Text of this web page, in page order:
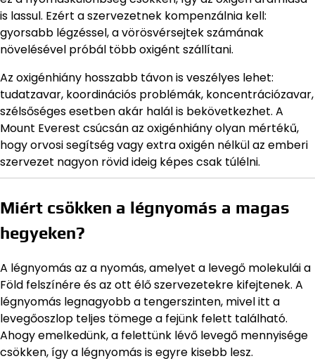
is lassul. Ezért a szervezetnek kompenzálnia kell:
gyorsabb légzéssel, a vörösvérsejtek számának
növelésével próbál több oxigént szállítani.
Az oxigénhiány hosszabb távon is veszélyes lehet:
tudatzavar, koordinációs problémák, koncentrációzavar,
szélsőséges esetben akár halál is bekövetkezhet. A
Mount Everest csúcsán az oxigénhiány olyan mértékű,
hogy orvosi segítség vagy extra oxigén nélkül az emberi
szervezet nagyon rövid ideig képes csak túlélni.
Miért csökken a légnyomás a magas
hegyeken?
A légnyomás az a nyomás, amelyet a levegő molekulái a
Föld felszínére és az ott élő szervezetekre kifejtenek. A
légnyomás legnagyobb a tengerszinten, mivel itt a
levegőoszlop teljes tömege a fejünk felett található.
Ahogy emelkedünk, a felettünk lévő levegő mennyisége
csökken, így a légnyomás is egyre kisebb lesz.